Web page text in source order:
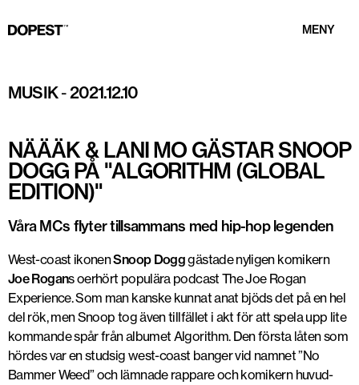
MENY
MUSIK-2021.12.10
NÄÄÄK & LANI MO GÄSTAR SNOOP
DOGG PÅ "ALGORITHM (GLOBAL
EDITION)"
Våra MCs flyter tillsammans med hip-hop legenden
West-coast ikonenSnoop Dogggästade nyligen komikern
Joe Rogans oerhört populära podcast The Joe Rogan
Experience. Som man kanske kunnat anat bjöds det på en hel
del rök, men Snoop tog även tillfället i akt för att spela upp lite
kommande spår från albumet Algorithm. Den första låten som
hördes var en studsig west-coast banger vid namnet ”No
Bammer Weed” och lämnade rappare och komikern huvud-